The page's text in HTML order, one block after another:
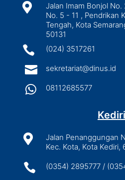

Jalan Imam Bonjol No.
No. 5 - 11 , Pendrikan
Tengah, Kota
50131
 (024) 3517261
 sekretariat@dinus.id
 08112685577
Kediri

Jalan Penanggungan
Kec. Kota, Kota Kediri,
 (0354) 2895777 /